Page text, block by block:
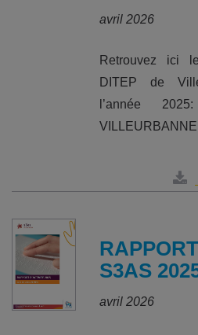
avril 2026
Retrouvez ici
DITEP de
l’année
S3AS
avril 2026